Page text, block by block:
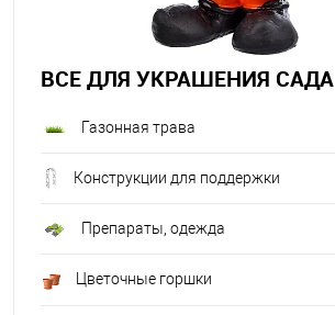
ВСЕ ДЛЯ УКРАШЕНИЯ САДА
Газонная трава
Конструкции для поддержки
Препараты, одежда
Цветочные горшки